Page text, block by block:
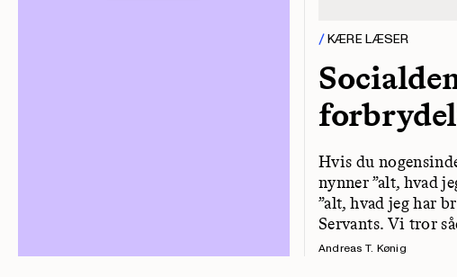
KÆRE LÆSER
Hvis du
nynner ”alt, hvad
”alt, hvad jeg har
Servants. Vi tror
Andreas T. Kønig